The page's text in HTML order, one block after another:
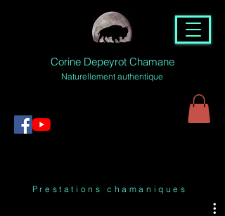
Corine Depeyrot Chamane
Naturellement authentique
Prestations chamaniques